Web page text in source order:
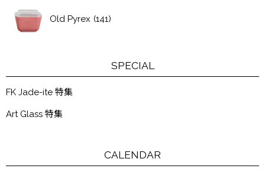
Old Pyrex (141)
SPECIAL
FK Jade-ite 特集
Art Glass 特集
CALENDAR